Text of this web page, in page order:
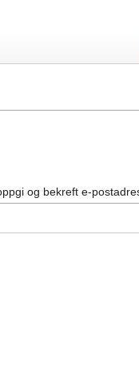
og bekreft e-